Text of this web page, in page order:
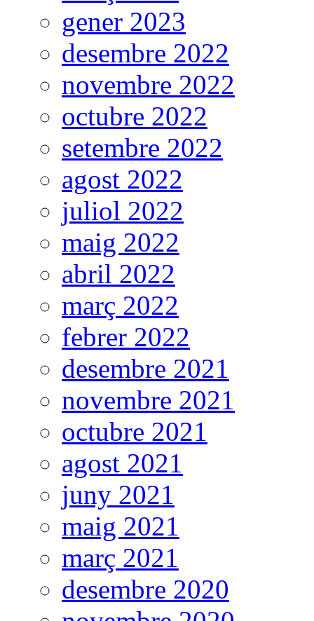
gener 2023
desembre 2022
novembre 2022
octubre 2022
setembre 2022
agost 2022
juliol 2022
maig 2022
abril 2022
març 2022
febrer 2022
desembre 2021
novembre 2021
octubre 2021
agost 2021
juny 2021
maig 2021
març 2021
desembre 2020